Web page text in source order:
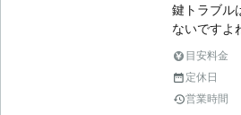
りません！
はございま
心をお約束いた
無料です
料！お気軽
ちろん、費
鍵トラブル
ないですよ
意識をし
落としてし
いたままロ
ルが発生な
目安料金
定休日
営業時間